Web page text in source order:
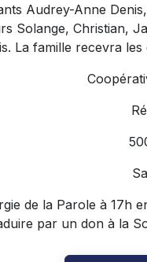
Audrey-Anne
Solange, Christian,
La famille recevra
de la Parole à 17h
par un don à la